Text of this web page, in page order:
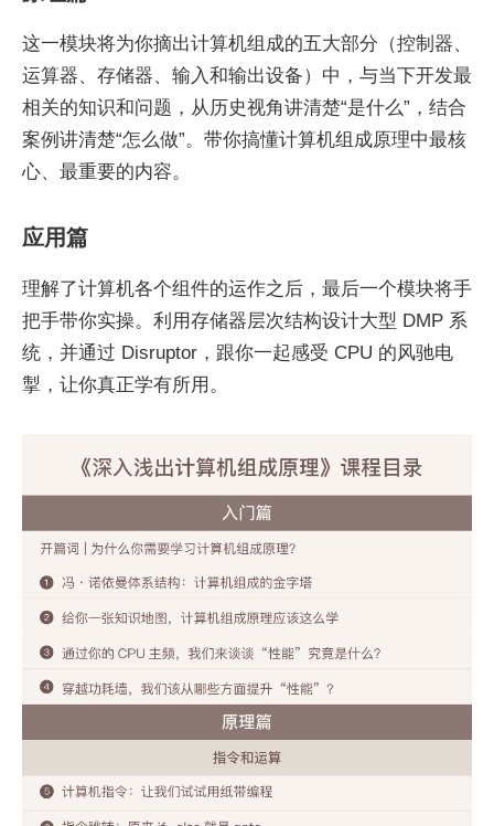
这一模块将为你摘出计算机组成的五大部分（控制器、
运算器、存储器、输入和输出设备）中，与当下开发最
相关的知识和问题，从历史视角讲清楚“是什么”，结合
案例讲清楚“怎么做”。带你搞懂计算机组成原理中最核
心、最重要的内容。
应用篇
理解了计算机各个组件的运作之后，最后一个模块将手
把手带你实操。利用存储器层次结构设计大型 DMP 系
统，并通过 Disruptor，跟你一起感受 CPU 的风驰电
掣，让你真正学有所用。